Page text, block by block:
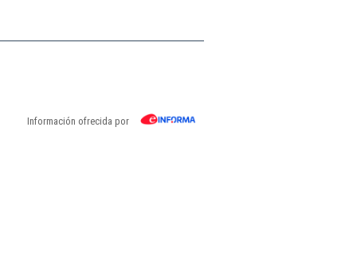
Información ofrecida por